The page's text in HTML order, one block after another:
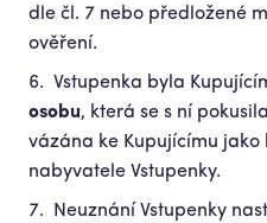
dle čl. 7 nebo předložené
ověření.
Vstupenka byla
osobu, která se s ní
vázána ke Kupujícímu jako
nabyvatele Vstupenky.
Neuznání Vstupenky